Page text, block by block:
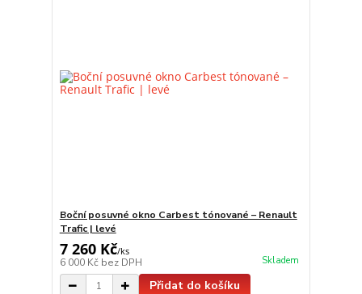
Boční posuvné okno Carbest tónované – Renault
Trafic | levé
7 260 Kč/ks
6 000 Kč bez DPH Skladem
Přidat do košíku